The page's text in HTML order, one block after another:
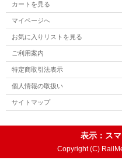
カートを見る
マイページへ
お気に入りリストを見る
ご利用案内
特定商取引法表示
個人情報の取扱い
サイトマップ
表示：ス
Copyright (C)